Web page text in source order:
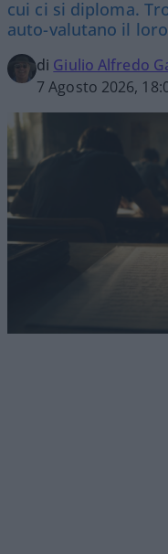
cui ci si diploma.
auto-valutano il
di Giulio Alfredo
7 Agosto 2026,